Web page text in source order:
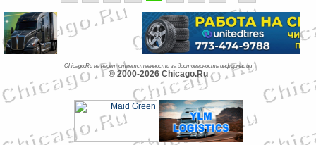
Chicago.Ru не несет ответственности за достоверность информации
© 2000-2026 Chicago.Ru